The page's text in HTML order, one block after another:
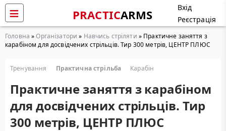
PRACTICARMS
Вхід
Реєстрація
Головна »Організатори » Навчись стріляти » Практичне заняття з
карабіном для досвідчених стрільців. Тир 300 метрів, ЦЕНТР ПЛЮС
Тренування Практична стрільба Карабін
Практичне заняття з карабіном
для досвідчених стрільців. Тир
300 метрів, ЦЕНТР ПЛЮС